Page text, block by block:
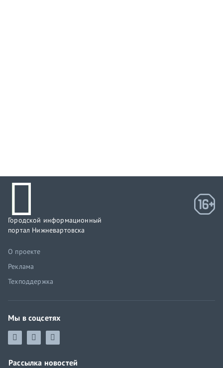
Городской информационный
портал Нижневартовска
О проекте
Реклама
Техподдержка
Мы в соцсетях
Рассылка новостей